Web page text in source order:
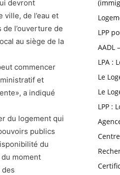
devront
de l’eau et
de l’ouverture de
au siège de la
commencer
et
a indiqué
du logement qui
publics
du
moment
des
LPP
AADL
LPA :
Le
Le
LPP :